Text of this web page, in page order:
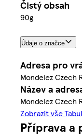
Čistý obsah
90g
Údaje o značce
Adresa pro
Mondelez Czech
Název a
Mondelez Czech
Zobrazit vše
Příprava a